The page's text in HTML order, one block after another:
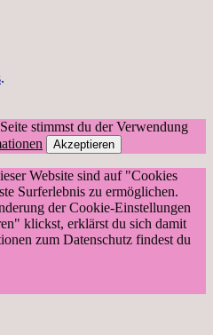
.
stimmst du der Verwendung
Akzeptieren
Website sind auf "Cookies
Surferlebnis zu ermöglichen.
der Cookie-Einstellungen
klickst, erklärst du sich damit
zum Datenschutz findest du